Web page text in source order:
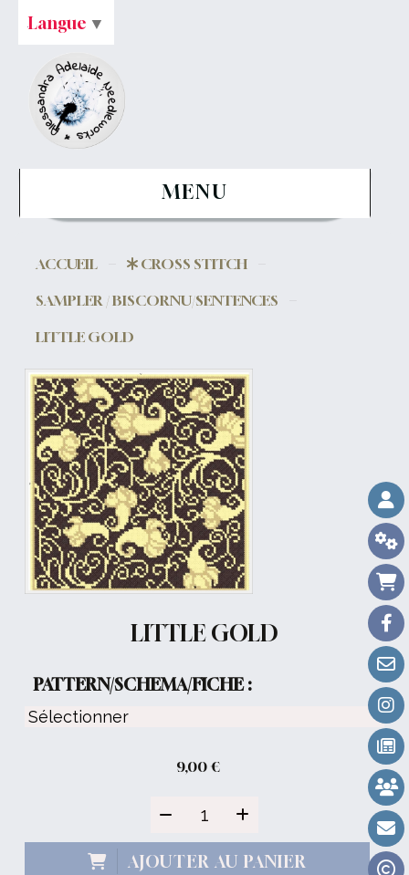
MENU
ACCUEIL
CROSS STITCH
SAMPLER / BISCORNU/SENTENCES
LITTLE GOLD
LITTLE GOLD
PATTERN/SCHEMA/FICHE :
9,00€
AJOUTER AU PANIER
Langue ▼